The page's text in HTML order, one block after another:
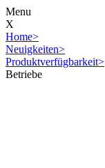
Menu
X
Home>
Neuigkeiten>
Produktverfügbarkeit>
Betriebe